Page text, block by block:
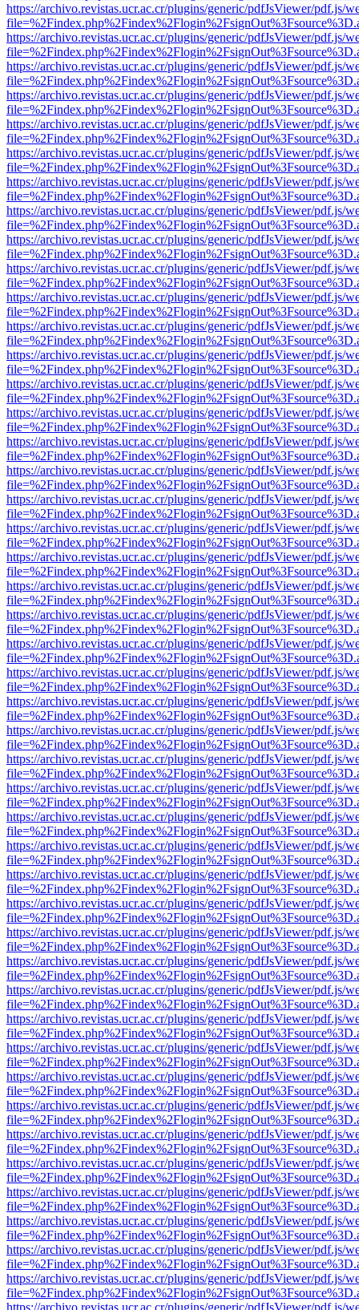
https://archivo.revistas.ucr.ac.cr/plugins/generic/pdfJsViewer/pdf.js/
https://archivo.revistas.ucr.ac.cr/plugins/generic/pdfJsViewer/pdf.js/
https://archivo.revistas.ucr.ac.cr/plugins/generic/pdfJsViewer/pdf.js/
https://archivo.revistas.ucr.ac.cr/plugins/generic/pdfJsViewer/pdf.js/
https://archivo.revistas.ucr.ac.cr/plugins/generic/pdfJsViewer/pdf.js/
https://archivo.revistas.ucr.ac.cr/plugins/generic/pdfJsViewer/pdf.js/
https://archivo.revistas.ucr.ac.cr/plugins/generic/pdfJsViewer/pdf.js/
https://archivo.revistas.ucr.ac.cr/plugins/generic/pdfJsViewer/pdf.js/
https://archivo.revistas.ucr.ac.cr/plugins/generic/pdfJsViewer/pdf.js/
https://archivo.revistas.ucr.ac.cr/plugins/generic/pdfJsViewer/pdf.js/
https://archivo.revistas.ucr.ac.cr/plugins/generic/pdfJsViewer/pdf.js/
https://archivo.revistas.ucr.ac.cr/plugins/generic/pdfJsViewer/pdf.js/
https://archivo.revistas.ucr.ac.cr/plugins/generic/pdfJsViewer/pdf.js/
https://archivo.revistas.ucr.ac.cr/plugins/generic/pdfJsViewer/pdf.js/
https://archivo.revistas.ucr.ac.cr/plugins/generic/pdfJsViewer/pdf.js/
https://archivo.revistas.ucr.ac.cr/plugins/generic/pdfJsViewer/pdf.js/
https://archivo.revistas.ucr.ac.cr/plugins/generic/pdfJsViewer/pdf.js/
https://archivo.revistas.ucr.ac.cr/plugins/generic/pdfJsViewer/pdf.js/
https://archivo.revistas.ucr.ac.cr/plugins/generic/pdfJsViewer/pdf.js/
https://archivo.revistas.ucr.ac.cr/plugins/generic/pdfJsViewer/pdf.js/
https://archivo.revistas.ucr.ac.cr/plugins/generic/pdfJsViewer/pdf.js/
https://archivo.revistas.ucr.ac.cr/plugins/generic/pdfJsViewer/pdf.js/
https://archivo.revistas.ucr.ac.cr/plugins/generic/pdfJsViewer/pdf.js/
https://archivo.revistas.ucr.ac.cr/plugins/generic/pdfJsViewer/pdf.js/
https://archivo.revistas.ucr.ac.cr/plugins/generic/pdfJsViewer/pdf.js/
https://archivo.revistas.ucr.ac.cr/plugins/generic/pdfJsViewer/pdf.js/
https://archivo.revistas.ucr.ac.cr/plugins/generic/pdfJsViewer/pdf.js/
https://archivo.revistas.ucr.ac.cr/plugins/generic/pdfJsViewer/pdf.js/
https://archivo.revistas.ucr.ac.cr/plugins/generic/pdfJsViewer/pdf.js/
https://archivo.revistas.ucr.ac.cr/plugins/generic/pdfJsViewer/pdf.js/
https://archivo.revistas.ucr.ac.cr/plugins/generic/pdfJsViewer/pdf.js/
https://archivo.revistas.ucr.ac.cr/plugins/generic/pdfJsViewer/pdf.js/
https://archivo.revistas.ucr.ac.cr/plugins/generic/pdfJsViewer/pdf.js/
https://archivo.revistas.ucr.ac.cr/plugins/generic/pdfJsViewer/pdf.js/
https://archivo.revistas.ucr.ac.cr/plugins/generic/pdfJsViewer/pdf.js/
https://archivo.revistas.ucr.ac.cr/plugins/generic/pdfJsViewer/pdf.js/
https://archivo.revistas.ucr.ac.cr/plugins/generic/pdfJsViewer/pdf.js/
https://archivo.revistas.ucr.ac.cr/plugins/generic/pdfJsViewer/pdf.js/
https://archivo.revistas.ucr.ac.cr/plugins/generic/pdfJsViewer/pdf.js/
https://archivo.revistas.ucr.ac.cr/plugins/generic/pdfJsViewer/pdf.js/
https://archivo.revistas.ucr.ac.cr/plugins/generic/pdfJsViewer/pdf.js/
https://archivo.revistas.ucr.ac.cr/plugins/generic/pdfJsViewer/pdf.js/
https://archivo.revistas.ucr.ac.cr/plugins/generic/pdfJsViewer/pdf.js/
https://archivo.revistas.ucr.ac.cr/plugins/generic/pdfJsViewer/pdf.js/
https://archivo.revistas.ucr.ac.cr/plugins/generic/pdfJsViewer/pdf.js/
https://archivo.revistas.ucr.ac.cr/plugins/generic/pdfJsViewer/pdf.js/